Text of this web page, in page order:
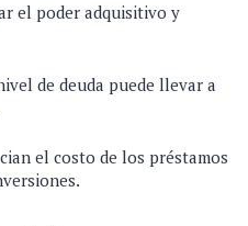
el poder adquisitivo y
de deuda puede llevar a
el costo de los préstamos